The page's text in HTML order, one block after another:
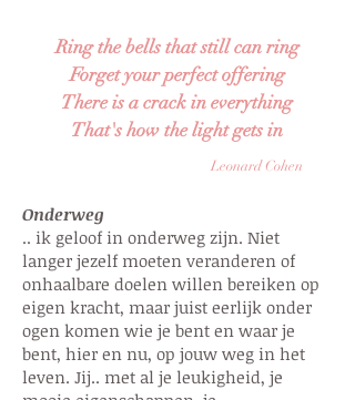
Ring the bells that still can ring
Forget your perfect offering
There is a crack in everything
That's how the light gets in
Leonard Cohen
Onderweg
.. ik geloof in onderweg zijn. Niet
langer jezelf moeten veranderen of
onhaalbare doelen willen bereiken op
eigen kracht, maar juist eerlijk onder
ogen komen wie je bent en waar je
bent, hier en nu, op jouw weg in het
leven. Jij.. met al je leukigheid, je